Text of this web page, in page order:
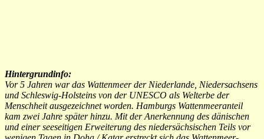
Hintergrundinfo:
Vor 5 Jahren war das Wattenmeer der Niederlande, Niedersachsens
und Schleswig-Holsteins von der UNESCO als Welterbe der
Menschheit ausgezeichnet worden. Hamburgs Wattenmeeranteil
kam zwei Jahre später hinzu. Mit der Anerkennung des dänischen
und einer seeseitigen Erweiterung des niedersächsischen Teils vor